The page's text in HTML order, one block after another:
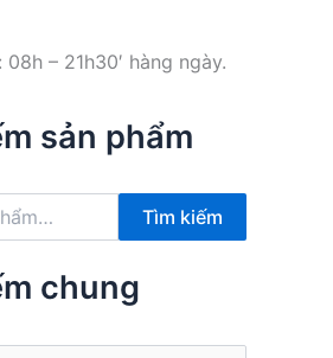
– 21h30′ hàng ngày.
sản phẩm
Tìm kiếm
chung